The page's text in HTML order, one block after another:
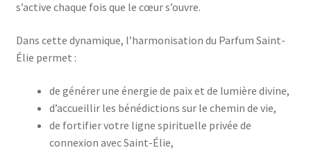
s’active chaque fois que le cœur s’ouvre.
Dans cette dynamique, l’harmonisation du Parfum Saint-
Élie permet :
de générer une énergie de paix et de lumière divine,
d’accueillir les bénédictions sur le chemin de vie,
de fortifier votre ligne spirituelle privée de
connexion avec Saint-Élie,